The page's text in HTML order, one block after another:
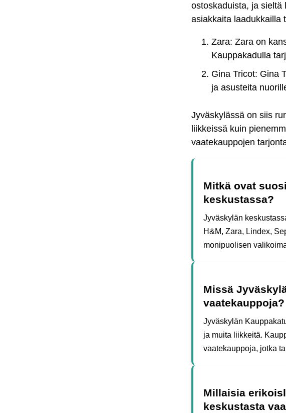
ostoskaduista, ja sieltä
asiakkaita laadukkailla
Zara: Zara on
Kauppakadulla
Gina Tricot: Gina
ja asusteita
Jyväskylässä on siis
liikkeissä kuin
vaatekauppojen
Mitkä ovat
keskustassa?
Jyväskylän
H&M, Zara, Lindex,
monipuolisen
Missä
vaatekauppoja?
Jyväskylän
ja muita liikkeitä.
vaatekauppoja, jotka
Millaisia
keskustasta